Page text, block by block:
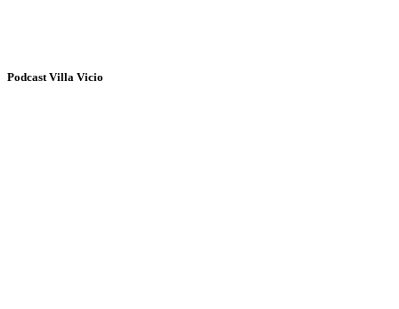
Podcast Villa Vicio